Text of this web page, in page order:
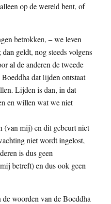
op de wereld bent, of
betrokken, – we leven
dan geldt, nog steeds volgens
al de anderen de tweede
dat lijden ontstaat
Lijden is dan, in dat
en willen wat we niet
(van mij) en dit gebeurt niet
niet wordt ingelost,
is dus geen
betreft) en dus ook geen
woorden van de Boeddha